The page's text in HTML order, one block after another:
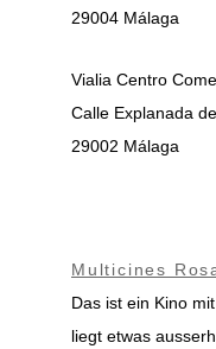
29004 Málaga
Vialia Centro
Calle Explanada
29002 Málaga
Multicines
Das ist ein Kino
liegt etwas